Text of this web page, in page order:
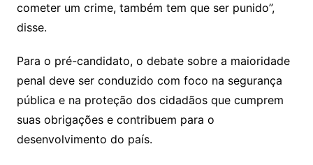
cometer um crime, também tem que ser punido”,
disse.
Para o pré-candidato, o debate sobre a maioridade
penal deve ser conduzido com foco na segurança
pública e na proteção dos cidadãos que cumprem
suas obrigações e contribuem para o
desenvolvimento do país.